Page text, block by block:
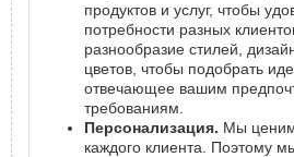
продуктов и услуг, чтобы
потребности разных
разнообразие стилей,
цветов, чтобы подобрать
отвечающее вашим
требованиям.
Персонализация. Мы ценим
каждого клиента. Поэтому